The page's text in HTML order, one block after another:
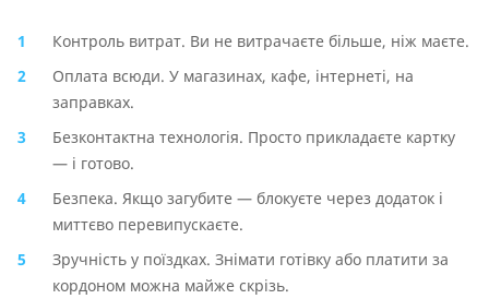
Контроль витрат. Ви не витрачаєте більше, ніж маєте.
Оплата всюди. У магазинах, кафе, інтернеті, на
заправках.
Безконтактна технологія. Просто прикладаєте картку
— і готово.
Безпека. Якщо загубите — блокуєте через додаток і
миттєво перевипускаєте.
Зручність у поїздках. Знімати готівку або платити за
кордоном можна майже скрізь.